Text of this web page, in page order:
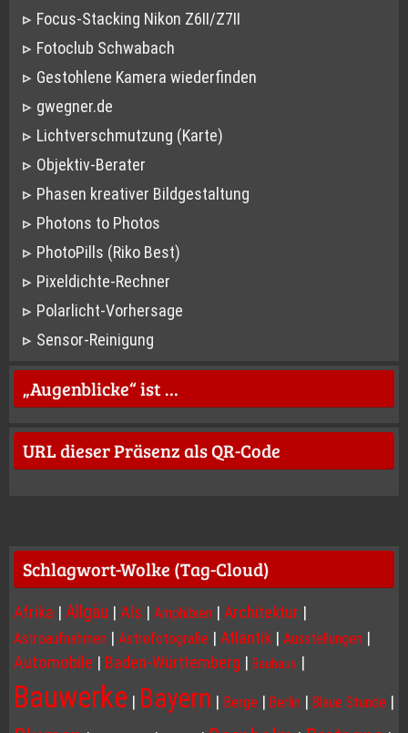
Focus-Stacking Nikon Z6II/Z7II
Fotoclub Schwabach
Gestohlene Kamera wiederfinden
gwegner.de
Lichtverschmutzung (Karte)
Objektiv-Berater
Phasen kreativer Bildgestaltung
Photons to Photos
PhotoPills (Riko Best)
Pixeldichte-Rechner
Polarlicht-Vorhersage
Sensor-Reinigung
„Augenblicke“ ist …
URL dieser Präsenz als QR-Code
Schlagwort-Wolke (Tag-Cloud)
Afrika | Allgäu | Als | Amphibien | Architektur |
Astroaufnahmen | Astrofotografie | Atlantik | Ausstellungen |
Automobile | Baden-Württemberg | Bauhaus |
Bauwerke | Bayern | Berge | Berlin | Blaue Stunde |